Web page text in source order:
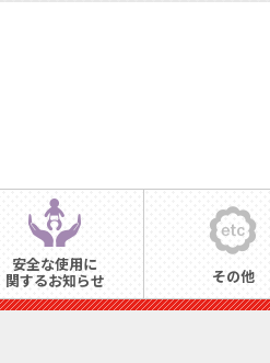
安全な使用に
関するお知らせ その他